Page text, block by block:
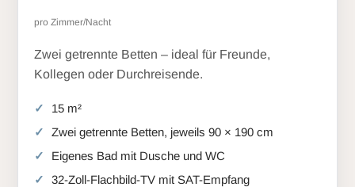
pro Zimmer/Nacht
Zwei getrennte Betten – ideal für Freunde,
Kollegen oder Durchreisende.
15 m²
Zwei getrennte Betten, jeweils 90 × 190 cm
Eigenes Bad mit Dusche und WC
32-Zoll-Flachbild-TV mit SAT-Empfang